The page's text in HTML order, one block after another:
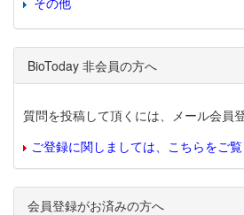
BioToday 非会員の方へ
質問を投稿して頂くには、メール会員
ご登録に関しましては、こちらをご覧
会員登録がお済みの方へ